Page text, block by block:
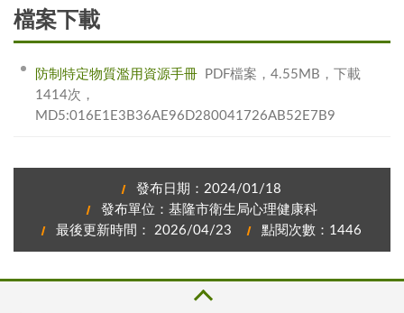
檔案下載
防制特定物質濫用資源手冊
PDF檔案，4.55MB，下載
1414次，
MD5:016E1E3B36AE96D280041726AB52E7B9
發布日期：2024/01/18
發布單位：基隆市衛生局心理健康科
最後更新時間： 2026/04/23
點閱次數：1446